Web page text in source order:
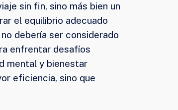
sin fin, sino más bien un
el equilibrio adecuado
debería ser considerado
enfrentar desafíos
mental y bienestar
eficiencia, sino que